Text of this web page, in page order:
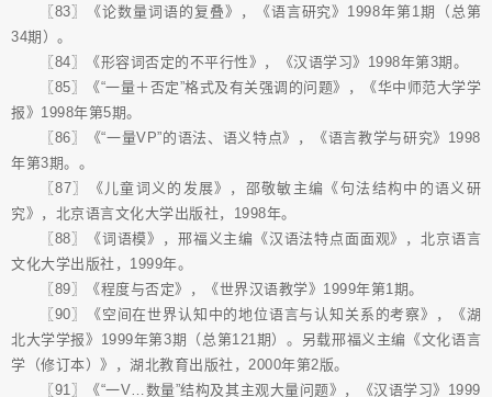
〖83〗《论数量词语的复叠》，《语言研究》1998年第1期（总第
34期）。
〖84〗《形容词否定的不平行性》，《汉语学习》1998年第3期。
〖85〗《“一量＋否定”格式及有关强调的问题》，《华中师范大学学
报》1998年第5期。
〖86〗《“一量VP”的语法、语义特点》，《语言教学与研究》1998
年第3期。。
〖87〗《儿童词义的发展》，邵敬敏主编《句法结构中的语义研
究》，北京语言文化大学出版社，1998年。
〖88〗《词语模》，邢福义主编《汉语法特点面面观》，北京语言
文化大学出版社，1999年。
〖89〗《程度与否定》，《世界汉语教学》1999年第1期。
〖90〗《空间在世界认知中的地位语言与认知关系的考察》，《湖
北大学学报》1999年第3期（总第121期）。另载邢福义主编《文化语言
学（修订本）》，湖北教育出版社，2000年第2版。
〖91〗《“一V…数量”结构及其主观大量问题》，《汉语学习》1999